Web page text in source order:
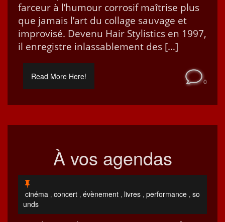
farceur à l’hu­mour cor­rosif maîtrise plus
que jamais l’art du col­lage sauvage et
impro­visé. Devenu Hair Styl­is­tics en 1997,
il enreg­istre inlass­able­ment des […]
Read More Here!
0
À vos agendas
cinéma , concert , évènement , livres , performance , so
unds